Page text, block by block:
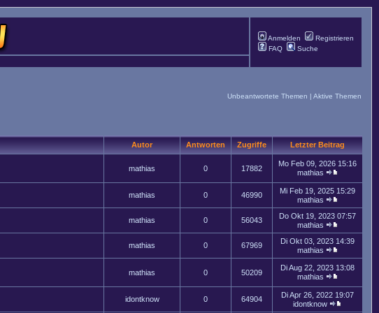
Anmelden
Registrieren
FAQ
Suche
Unbeantwortete Themen | Aktive Themen
Autor Antworten Zugriffe Letzter Beitrag
mathias 0 17882
Mo Feb 09, 2026 15:16
mathias
mathias 0 46990
Mi Feb 19, 2025 15:29
mathias
mathias 0 56043
Do Okt 19, 2023 07:57
mathias
mathias 0 67969
Di Okt 03, 2023 14:39
mathias
mathias 0 50209
Di Aug 22, 2023 13:08
mathias
idontknow 0 64904
Di Apr 26, 2022 19:07
idontknow